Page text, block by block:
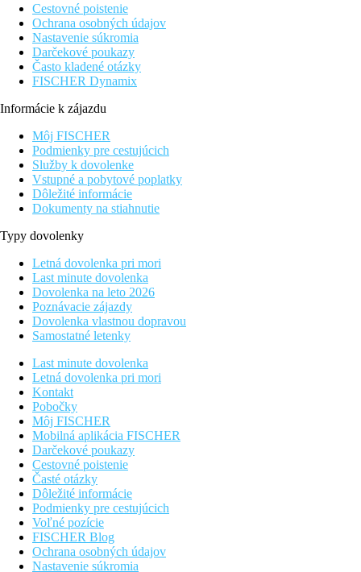
Cestovné poistenie
Ochrana osobných údajov
Nastavenie súkromia
Darčekové poukazy
Často kladené otázky
FISCHER Dynamix
Informácie k zájazdu
Môj FISCHER
Podmienky pre cestujúcich
Služby k dovolenke
Vstupné a pobytové poplatky
Dôležité informácie
Dokumenty na stiahnutie
Typy dovolenky
Letná dovolenka pri mori
Last minute dovolenka
Dovolenka na leto 2026
Poznávacie zájazdy
Dovolenka vlastnou dopravou
Samostatné letenky
Last minute dovolenka
Letná dovolenka pri mori
Kontakt
Pobočky
Môj FISCHER
Mobilná aplikácia FISCHER
Darčekové poukazy
Cestovné poistenie
Časté otázky
Dôležité informácie
Podmienky pre cestujúcich
Voľné pozície
FISCHER Blog
Ochrana osobných údajov
Nastavenie súkromia